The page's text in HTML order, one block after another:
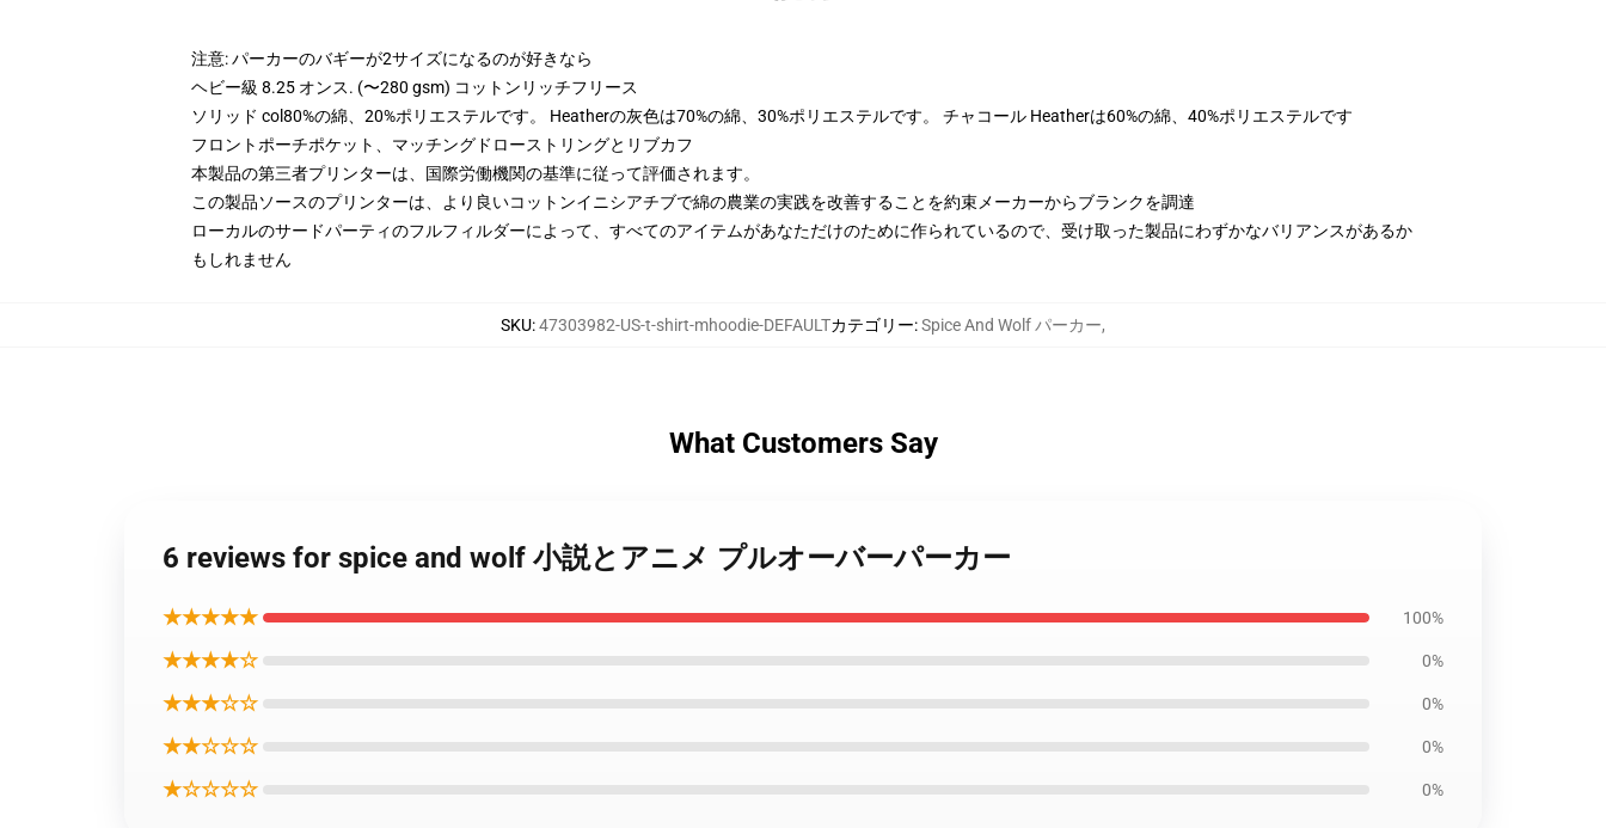
注意: パーカーのバギーが2サイズになるのが好きなら
ヘビー級 8.25 オンス. (〜280 gsm) コットンリッチフリース
ソリッド col80%の綿、20%ポリエステルです。 Heatherの灰色は70%の綿、30%ポリエステルです。 チャコール Heatherは60%の綿、40%ポリエステルです
フロントポーチポケット、マッチングドローストリングとリブカフ
本製品の第三者プリンターは、国際労働機関の基準に従って評価されます。
この製品ソースのプリンターは、より良いコットンイニシアチブで綿の農業の実践を改善することを約束メーカーからブランクを調達
ローカルのサードパーティのフルフィルダーによって、すべてのアイテムがあなただけのために作られているので、受け取った製品にわずかなバリアンスがあるか
もしれません
SKU:47303982-US-t-shirt-mhoodie-DEFAULTカテゴリー:Spice And Wolf パーカー,
What Customers Say
6 reviews for spice and wolf 小説とアニメ プルオーバーパーカー
★★★★★ 100%
★★★★☆ 0%
★★★☆☆ 0%
★★☆☆☆ 0%
★☆☆☆☆ 0%